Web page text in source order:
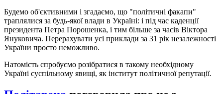
Будемо об'єктивними і згадаємо, що "політичні факапи"
траплялися за будь-якої влади в Україні: і під час каденції
президента Петра Порошенка, і тим більше за часів Віктора
Януковича. Перерахувати усі приклади за 31 рік незалежності
України просто неможливо.
Натомість спробуємо розібратися в такому необхідному
Україні суспільному явищі, як інститут політичної репутації.